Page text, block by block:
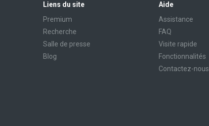
Liens du site
Premium
Recherche
Salle de presse
Blog
Aide
Assistance
FAQ
Visite rapide
Fonctionnalités
Contactez-nous